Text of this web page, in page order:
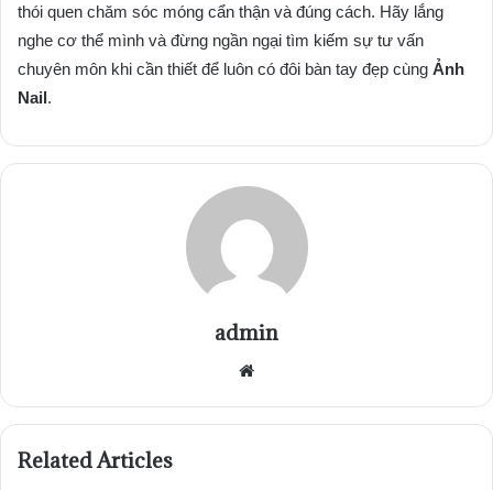
thói quen chăm sóc móng cẩn thận và đúng cách. Hãy lắng
nghe cơ thể mình và đừng ngần ngại tìm kiếm sự tư vấn
chuyên môn khi cần thiết để luôn có đôi bàn tay đẹp cùng Ảnh
Nail.
admin
Website
Related Articles